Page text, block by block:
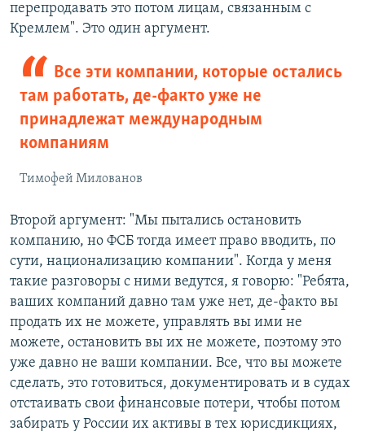
перепродавать это потом лицам, связанным с
Кремлем". Это один аргумент.
Все эти компании, которые остались
там работать, де-факто уже не
принадлежат международным
компаниям
Тимофей Милованов
Второй аргумент: "Мы пытались остановить
компанию, но ФСБ тогда имеет право вводить, по
сути, национализацию компании". Когда у меня
такие разговоры с ними ведутся, я говорю: "Ребята,
ваших компаний давно там уже нет, де-факто вы
продать их не можете, управлять вы ими не
можете, остановить вы их не можете, поэтому это
уже давно не ваши компании. Все, что вы можете
сделать, это готовиться, документировать и в судах
отстаивать свои финансовые потери, чтобы потом
забирать у России их активы в тех юрисдикциях,